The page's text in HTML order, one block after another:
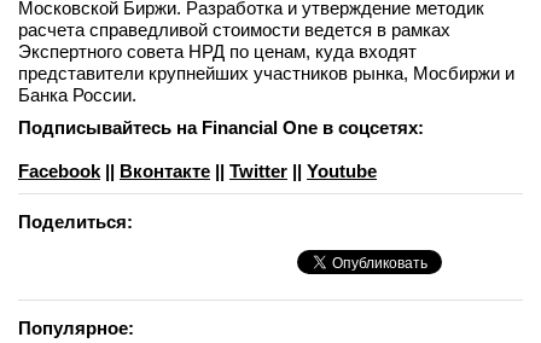
Московской Биржи. Разработка и утверждение методик
расчета справедливой стоимости ведется в рамках
Экспертного совета НРД по ценам, куда входят
представители крупнейших участников рынка, Мосбиржи и
Банка России.
Подписывайтесь на Financial One в соцсетях:
Facebook || Вконтакте || Twitter || Youtube
Поделиться:
Популярное: